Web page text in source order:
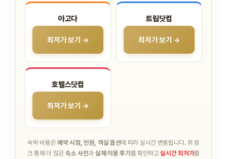
아고다
최저가 보기 →
트립닷컴
최저가 보기 →
호텔스닷컴
최저가 보기 →
숙박 비용은예약 시점, 인원, 객실 옵션에 따라 실시간 변동됩니다. 위 링
크 통해 더 많은 숙소 사진과 실제 이용 후기를 확인하고실시간 최저가를